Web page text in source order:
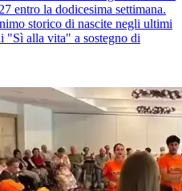
entro la dodicesima settimana.
storico di nascite negli ultimi
"Sì alla vita" a sostegno di